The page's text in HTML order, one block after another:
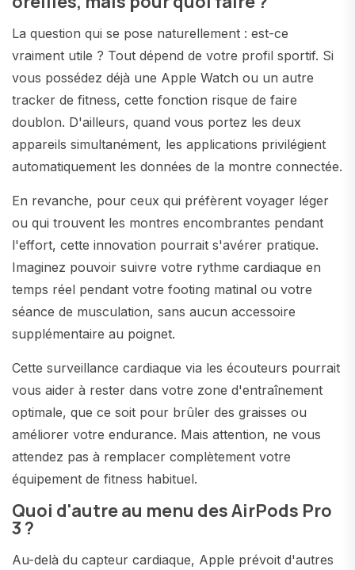
La question qui se pose naturellement : est-ce
vraiment utile ? Tout dépend de votre profil sportif. Si
vous possédez déjà une Apple Watch ou un autre
tracker de fitness, cette fonction risque de faire
doublon. D'ailleurs, quand vous portez les deux
appareils simultanément, les applications privilégient
automatiquement les données de la montre connectée.
En revanche, pour ceux qui préfèrent voyager léger
ou qui trouvent les montres encombrantes pendant
l'effort, cette innovation pourrait s'avérer pratique.
Imaginez pouvoir suivre votre rythme cardiaque en
temps réel pendant votre footing matinal ou votre
séance de musculation, sans aucun accessoire
supplémentaire au poignet.
Cette surveillance cardiaque via les écouteurs pourrait
vous aider à rester dans votre zone d'entraînement
optimale, que ce soit pour brûler des graisses ou
améliorer votre endurance. Mais attention, ne vous
attendez pas à remplacer complètement votre
équipement de fitness habituel.
Quoi d'autre au menu des AirPods Pro
3 ?
Au-delà du capteur cardiaque, Apple prévoit d'autres